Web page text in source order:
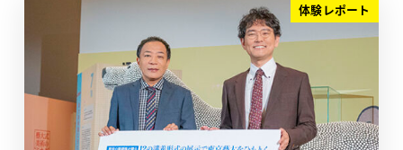
体験レポート